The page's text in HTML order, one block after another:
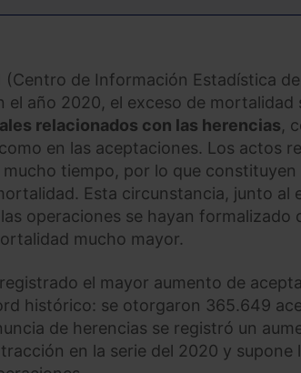
(Centro de Información Estadística
el año 2020, el exceso de mortalidad
relacionados con las herencias,
en las aceptaciones. Los actos
tiempo, por lo que
Esta circunstancia, junto al
operaciones se hayan formalizado
mucho mayor.
el mayor aumento de
histórico: se otorgaron 365.649
de herencias se registró un
en la serie del 2020 y supone